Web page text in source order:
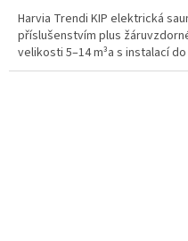
Harvia Trendi KIP elektrická
příslušenstvím plus
velikosti 5–14 m³a s instalací